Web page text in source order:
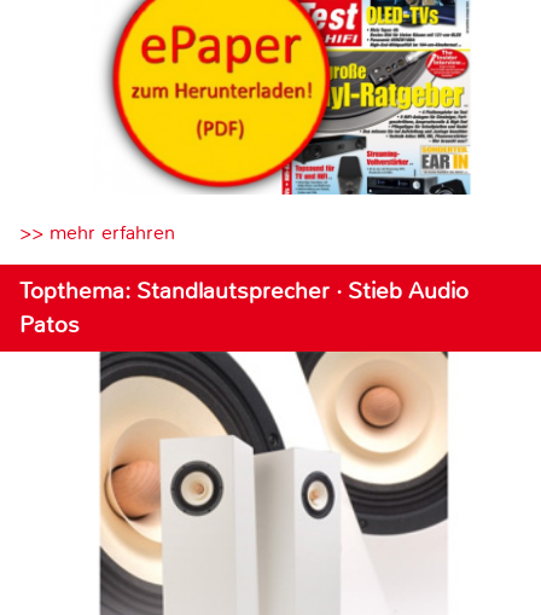
>> mehr erfahren
Topthema: Standlautsprecher · Stieb Audio
Patos